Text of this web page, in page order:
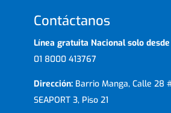
Contáctanos
Línea gratuita Nacional solo
01 8000 413767
Dirección: Barrio Manga, Calle 28
SEAPORT 3, Piso 21